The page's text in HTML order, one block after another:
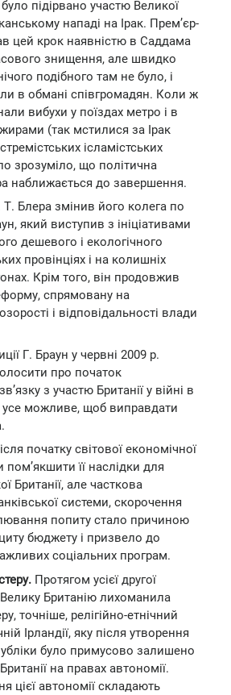
підірвано участю Великої
нападі на Ірак. Прем’єр-
цей крок наявністю в Саддама
знищення, але швидко
подібного там не було, і
в обмані співгромадян. Коли ж
вибухи у поїздах метро і в
(так мстилися за Ірак
ісламістських
зрозуміло, що політична
наближається до завершення.
Т. Блера змінив його колега по
який виступив з ініціативами
дешевого і екологічного
провінціях і на колишніх
Крім того, він продовжив
спрямовану на
і відповідальності влади
Г. Браун у червні 2009 р.
про початок
з участю Британії у війні в
усе можливе, щоб виправдати
початку світової економічної
її наслідки для
Британії, але часткова
системи, скорочення
попиту стало причиною
бюджету і призвело до
соціальних програм.
Протягом усієї другої
Британію лихоманила
точніше, релігійно-етнічний
Ірландії, яку після утворення
було примусово залишено
на правах автономії.
цієї автономії складають